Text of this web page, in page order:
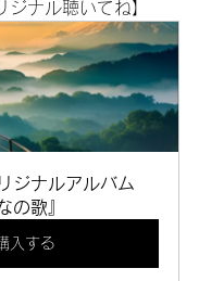
ジナル聴いてね】
ジナルアルバム
の歌』
入する